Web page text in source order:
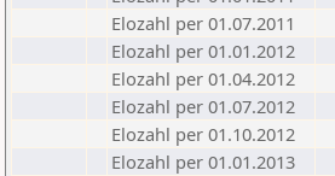
Elozahl per 01.07.2011
Elozahl per 01.01.2012
Elozahl per 01.04.2012
Elozahl per 01.07.2012
Elozahl per 01.10.2012
Elozahl per 01.01.2013